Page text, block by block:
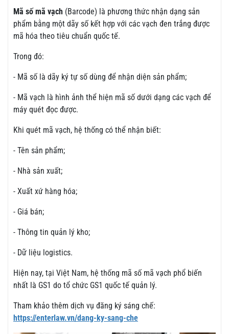
Mã số mã vạch (Barcode) là phương thức nhận dạng sản
phẩm bằng một dãy số kết hợp với các vạch đen trắng được
mã hóa theo tiêu chuẩn quốc tế.
Trong đó:
- Mã số là dãy ký tự số dùng để nhận diện sản phẩm;
- Mã vạch là hình ảnh thể hiện mã số dưới dạng các vạch để
máy quét đọc được.
Khi quét mã vạch, hệ thống có thể nhận biết:
- Tên sản phẩm;
- Nhà sản xuất;
- Xuất xứ hàng hóa;
- Giá bán;
- Thông tin quản lý kho;
- Dữ liệu logistics.
Hiện nay, tại Việt Nam, hệ thống mã số mã vạch phổ biến
nhất là GS1 do tổ chức GS1 quốc tế quản lý.
Tham khảo thêm dịch vụ đăng ký sáng chế:
https://enterlaw.vn/dang-ky-sang-che